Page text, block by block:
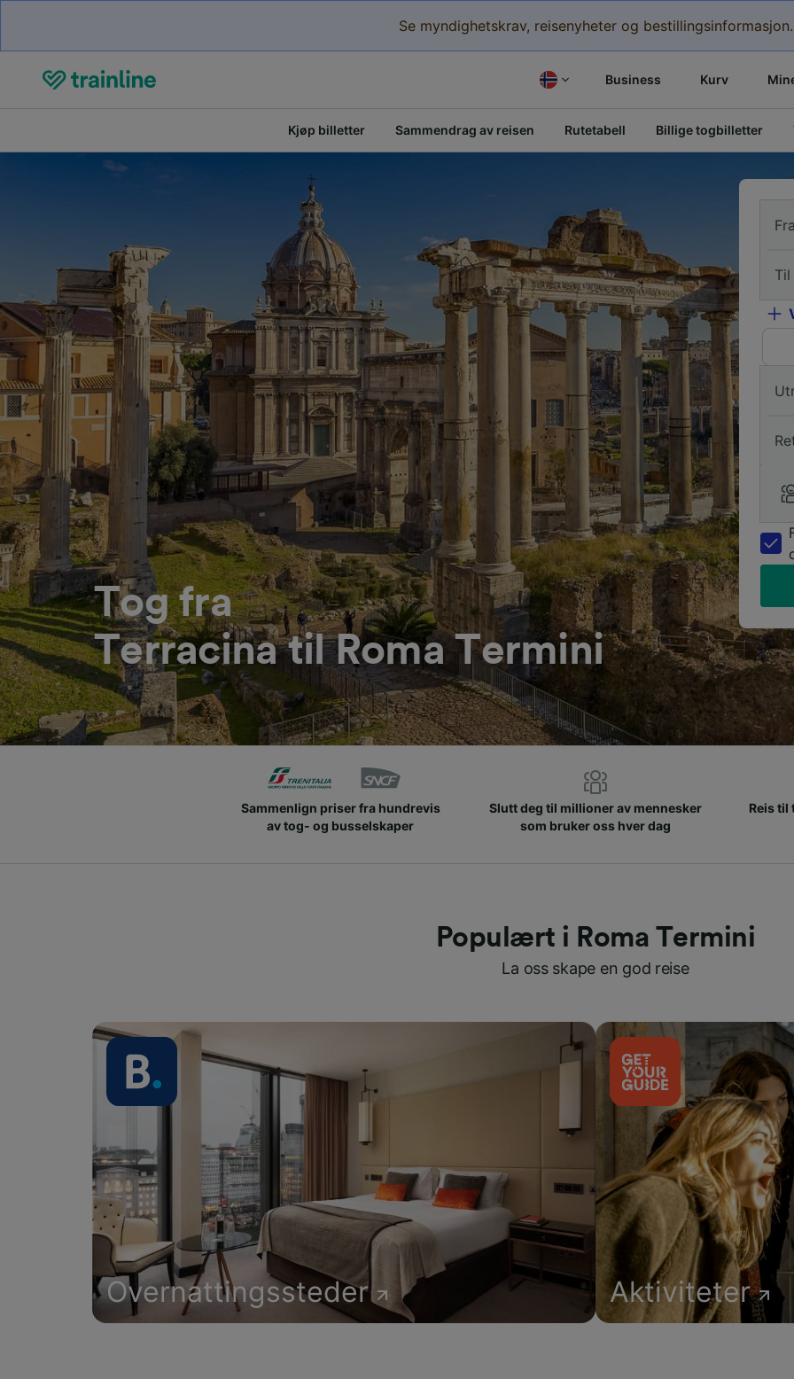
Se myndighetskrav, reisenyheter og bestillingsinformasjon.
Business Kurv
Kjøp billetter Sammendrag av reisen Rutetabell Billige togbilletter
Tog fra
Terracina til Roma Termini
Til
Sammenlign priser fra hundrevis
av tog- og busselskaper
Slutt deg til millioner av mennesker
som bruker oss hver dag
Reis til
Populært i Roma Termini
La oss skape en god reise
Overnattingssteder Aktiviteter